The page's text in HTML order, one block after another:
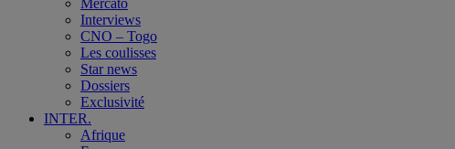
Interviews
CNO – Togo
Les coulisses
Star news
Dossiers
Exclusivité
INTER.
Afrique